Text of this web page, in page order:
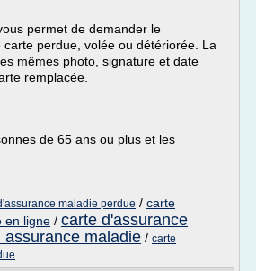
permet de demander le
perdue, volée ou détériorée. La
mêmes photo, signature et date
remplacée.
de 65 ans ou plus et les
maladie perdue / carte
en ligne / carte d'assurance
assurance maladie / carte